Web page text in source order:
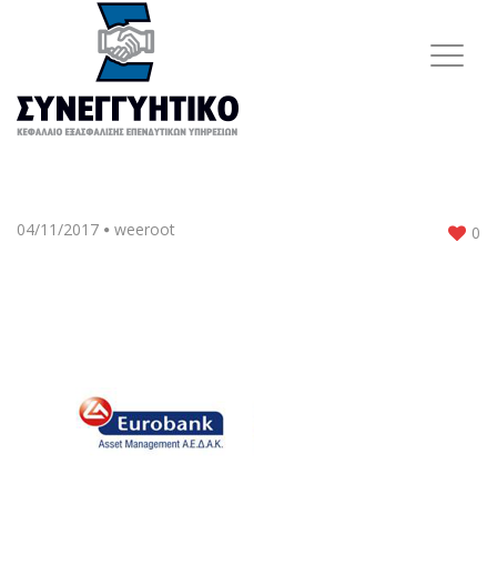
04/11/2017 weeroot 0